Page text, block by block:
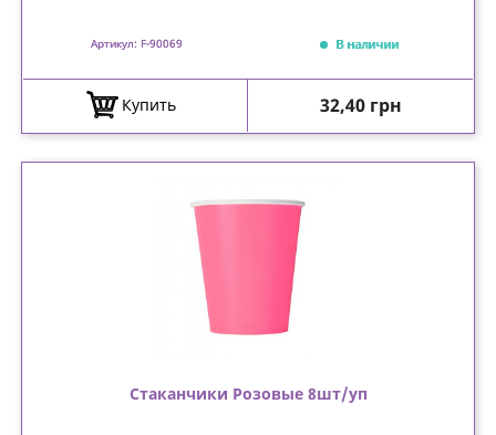
Артикул: F-90069 В наличии
Купить Цена
32,40 грн
Стаканчики Розовые 8шт/уп